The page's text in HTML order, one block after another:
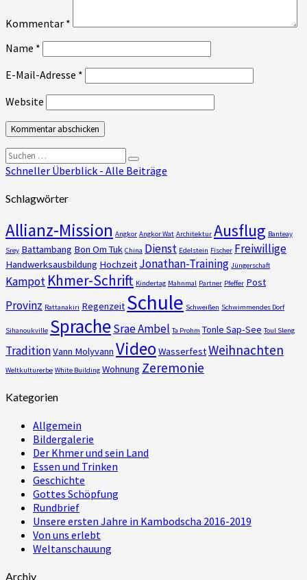
Kommentar *
Name *
E-Mail-Adresse *
Website
Suchen
nach:
Suchen
Schneller Überblick - Alle Beiträge
Schlagwörter
Allianz-Mission Angkor Angkor Wat Architektur Ausflug Banteay
Srey Battambang Bon Om Tuk China Dienst Edelstein Fischer Freiwillige
Handwerksausbildung Hochzeit Jonathan-Training Jüngerschaft
Kampot Khmer-Schrift Kindertag Mahnmal Partner Pfeffer Post
Provinz Rattanakiri Regenzeit Schule Schweißen Schwimmendes Dorf
Sihanoukville SpracheSrae Ambel Ta Prohm Tonle Sap-See Toul Sleng
TraditionVann Molyvann VideoWasserfestWeihnachten
Weltkulturerbe White Building Wohnung Zeremonie
Kategorien
Allgemein
Bildergalerie
Der Khmer und sein Land
Essen und Trinken
Geschichte
Gottes Schöpfung
Rundbrief
Unsere ersten Jahre in Kambodscha 2016-2019
Von uns erlebt
Weltanschauung
Archiv